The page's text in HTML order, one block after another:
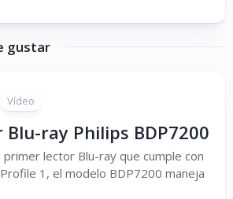
gustar
Vídeo
ray Philips BDP7200
primer lector Blu-ray que cumple con
1, el modelo BDP7200 maneja